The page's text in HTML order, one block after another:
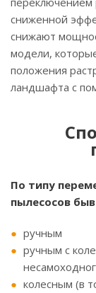
сниженной
снижают
модели,
положения
ландшафта с
По типу
пылесосов
ручным
ручным с
колесным (в